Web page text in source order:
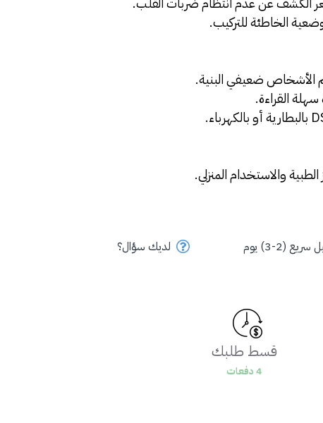
(2-3) يوم لديك سؤال؟
الخاطئة للتركيب.
الأشخاص ضعيفي البنية.
القراءة.
بالبطارية أو بالكهرباء.
والاستخدام المنزلي.
قسط طلبك
4 دفعات